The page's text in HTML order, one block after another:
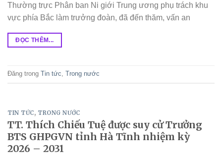
Thường trực Phân ban Ni giới Trung ương phụ trách khu
vực phía Bắc làm trưởng đoàn, đã đến thăm, vấn an
ĐỌC THÊM...
Đăng trong Tin tức, Trong nước
TIN TỨC, TRONG NƯỚC
TT. Thích Chiếu Tuệ được suy cử Trưởng
BTS GHPGVN tỉnh Hà Tĩnh nhiệm kỳ
2026 – 2031